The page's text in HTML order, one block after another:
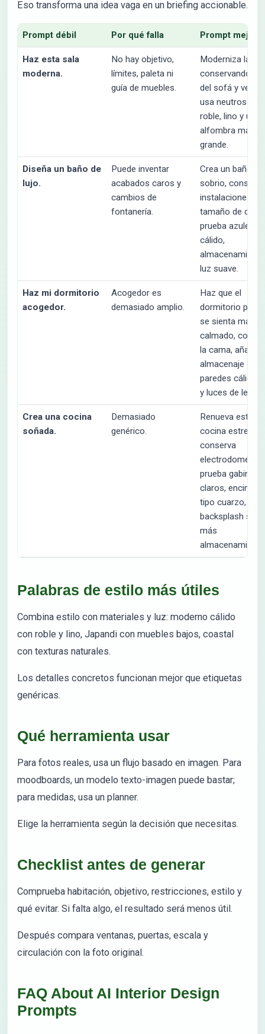
Eso transforma una idea vaga en un briefing accionable.
Prompt débil Por qué falla Prompt mejor
Haz esta sala
moderna.
No hay objetivo,
límites, paleta ni
guía de muebles.
Moderniza la
conservando
del sofá y
usa neutros
roble, lino y una
alfombra más
grande.
Diseña un baño de
lujo.
Puede inventar
acabados caros y
cambios de
fontanería.
Crea un baño
sobrio, conserva
instalaciones y
tamaño de
prueba azulejo
cálido,
luz suave.
Haz mi dormitorio
acogedor.
Acogedor es
demasiado amplio.
Haz que el
dormitorio
se sienta más
calmado,
la cama, añade
almacenaje
paredes cálidas,
y luces de
Crea una cocina
soñada.
Demasiado
genérico.
Renueva esta
cocina estrecha,
conserva
prueba
claros, encimera
tipo cuarzo,
backsplash
más
Palabras de estilo más útiles
Combina estilo con materiales y luz: moderno cálido
con roble y lino, Japandi con muebles bajos, coastal
con texturas naturales.
Los detalles concretos funcionan mejor que etiquetas
genéricas.
Qué herramienta usar
Para fotos reales, usa un flujo basado en imagen. Para
moodboards, un modelo texto-imagen puede bastar;
para medidas, usa un planner.
Elige la herramienta según la decisión que necesitas.
Checklist antes de generar
Comprueba habitación, objetivo, restricciones, estilo y
qué evitar. Si falta algo, el resultado será menos útil.
Después compara ventanas, puertas, escala y
circulación con la foto original.
FAQ About AI Interior Design
Prompts